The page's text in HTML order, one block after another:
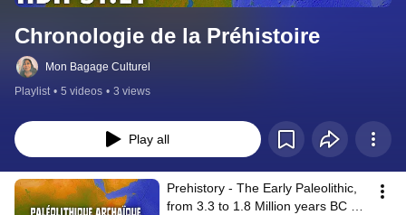
Chronologie de la Préhistoire
Mon Bagage Culturel
Playlist • 5 videos • 3 views
Play all
Prehistory - The Early Paleolithic,
from 3.3 to 1.8 Million years BC